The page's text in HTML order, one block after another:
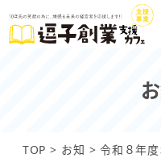
TOP
お知
令和８年